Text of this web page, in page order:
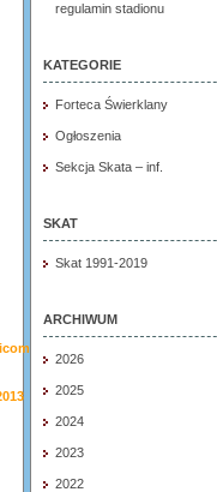
i
regulamin stadionu
KATEGORIE
Forteca Świerklany
Ogłoszenia
Sekcja Skata – inf.
SKAT
Skat 1991-2019
ARCHIWUM
2026
2025
2024
2023
2022